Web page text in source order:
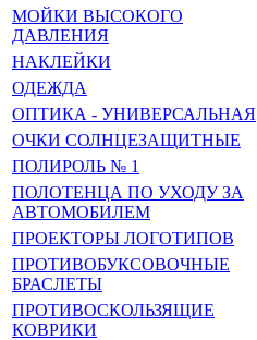
МОЙКИ ВЫСОКОГО
ДАВЛЕНИЯ
НАКЛЕЙКИ
ОДЕЖДА
ОПТИКА - УНИВЕРСАЛЬНАЯ
ОЧКИ СОЛНЦЕЗАЩИТНЫЕ
ПОЛИРОЛЬ № 1
ПОЛОТЕНЦА ПО УХОДУ ЗА
АВТОМОБИЛЕМ
ПРОЕКТОРЫ ЛОГОТИПОВ
ПРОТИВОБУКСОВОЧНЫЕ
БРАСЛЕТЫ
ПРОТИВОСКОЛЬЗЯЩИЕ
КОВРИКИ